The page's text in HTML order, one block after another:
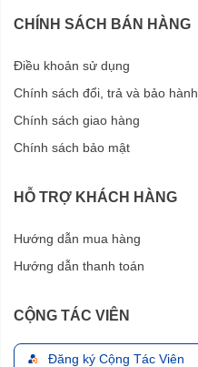
CHÍNH SÁCH BÁN HÀNG
Điều khoản sử dụng
Chính sách đổi, trả và bảo hành
Chính sách giao hàng
Chính sách bảo mật
HỖ TRỢ KHÁCH HÀNG
Hướng dẫn mua hàng
Hướng dẫn thanh toán
CỘNG TÁC VIÊN
Đăng ký Cộng Tác Viên